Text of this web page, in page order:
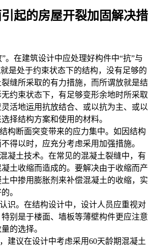
起的房屋开裂加固解决措
”。在建筑设计中应处理好构件中“抗”与
是处于约束状态下的结构，没有足够的
缝所采取的有力措施，而所谓放就是结
约束状态下，有足够变形余地时所采取
活地运用抗放结合、或以抗为主、或以
择结构方案和使用的材料。
构断面突变带来的应力集中。如因结构
得以时，应充分考虑采用加强措施。
凝土技术。在常见的混凝土裂缝中，有
土收缩而造成的。要解决由于收缩而产
中掺用膨胀剂来补偿混凝土的收缩，实
。
识。在结构设计中，设计人员应重视对
别是于楼面、墙板等薄壁构件更应注意
的选择。
建议在设计中考虑采用60天龄期混凝土